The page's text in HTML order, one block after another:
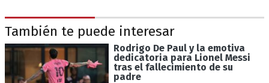
También te puede interesar
Rodrigo De Paul y la emotiva
dedicatoria para Lionel Messi
tras el fallecimiento de su
padre